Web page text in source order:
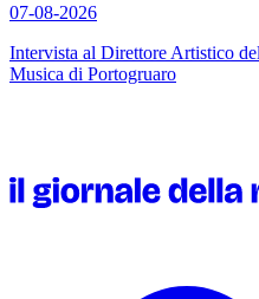
07-08-2026
Intervista al Direttore Artistico
Musica di Portogruaro